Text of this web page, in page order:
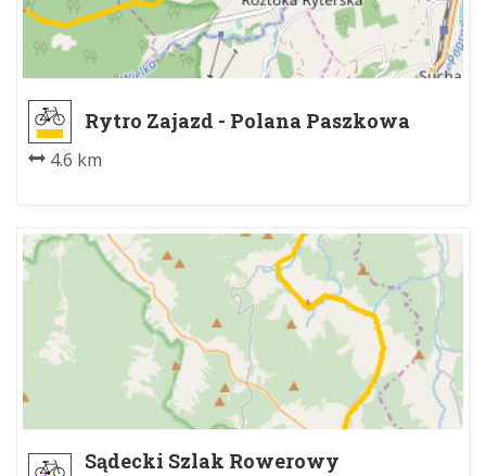
Rytro Zajazd - Polana Paszkowa
4.6 km
Sądecki Szlak Rowerowy